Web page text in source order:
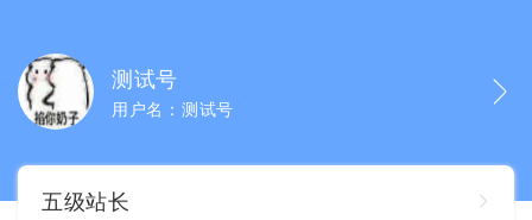
测试号
用户名：测试号
五级站长